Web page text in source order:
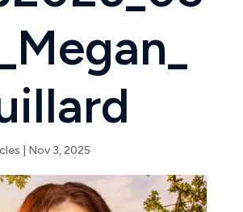
Nov 3, 2025